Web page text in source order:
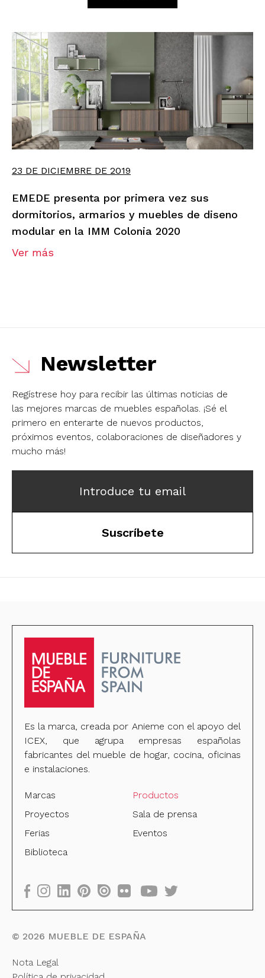
23 DE DICIEMBRE DE 2019
EMEDE presenta por primera vez sus
dormitorios, armarios y muebles de diseno
modular en la IMM Colonia 2020
Ver más
Newsletter
Regístrese hoy para recibir las últimas noticias de
las mejores marcas de muebles españolas. ¡Sé el
primero en enterarte de nuevos productos,
próximos eventos, colaboraciones de diseñadores y
mucho más!
Introduce tu email
Suscríbete
Es la marca, creada por Anieme con el apoyo del
ICEX, que agrupa empresas españolas
fabricantes del mueble de hogar, cocina, oficinas
e instalaciones.
Marcas
Productos
Proyectos
Sala de prensa
Ferias
Eventos
Biblioteca
© 2026 MUEBLE DE ESPAÑA
Nota Legal